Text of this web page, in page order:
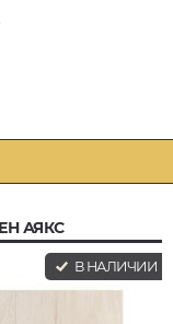
АЯКС
В НАЛИЧИИ